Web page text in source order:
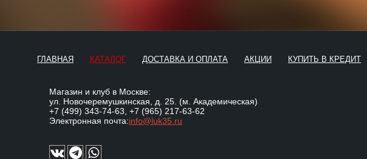
ГЛАВНАЯ КАТАЛОГ ДОСТАВКА И ОПЛАТА АКЦИИ КУПИТЬ В КРЕДИТ
Магазин и клуб в Москве:
ул. Новочеремушкинская, д. 25. (м. Академическая)
+7 (499) 343-74-63 +7 (965) 217-63-62
Электронная почта:info@luk35.ru